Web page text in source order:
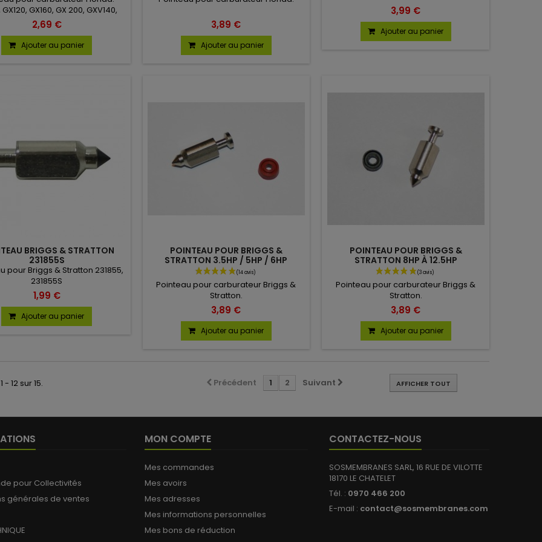
GX120, GX160, GX 200, GXV140,
Prix dégressif à partir de 5.
2,69 €
Ajouter au panier
3,89 €
Ajouter au panier
3,99 €
Ajouter au panier
BRIGGS & STRATTON
231855S
pour Briggs & Stratton 231855,
231855S
1,99 €
Ajouter au panier
POINTEAU POUR BRIGGS &
STRATTON 3.5HP / 5HP / 6HP
Pointeau pour carburateur Briggs &
Stratton.
3,89 €
Ajouter au panier
POINTEAU POUR BRIGGS &
STRATTON 8HP À 12.5HP
Pointeau pour carburateur Briggs &
Stratton.
3,89 €
Ajouter au panier
AFFICHER TOUT
Précédent 1 2 Suivant
- 12 sur 15.
pour Collectivités
générales de ventes
MON COMPTE
Mes commandes
Mes avoirs
Mes adresses
Mes informations personnelles
Mes bons de réduction
CONTACTEZ-NOUS
SOSMEMBRANES SARL, 16 RUE DE VILOTTE
18170 LE CHATELET
Tél. : 0970 466 200
E-mail : contact@sosmembranes.com